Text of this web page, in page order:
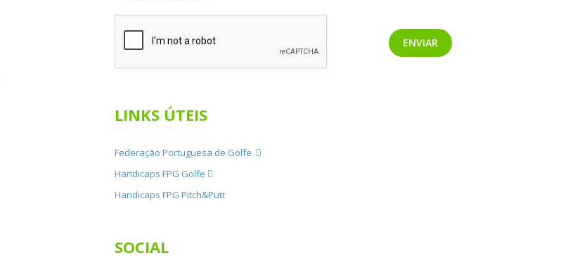
ENVIAR
LINKS ÚTEIS
Federação Portuguesa de Golfe
Handicaps FPG Golfe
Handicaps FPG Pitch&Putt
SOCIAL